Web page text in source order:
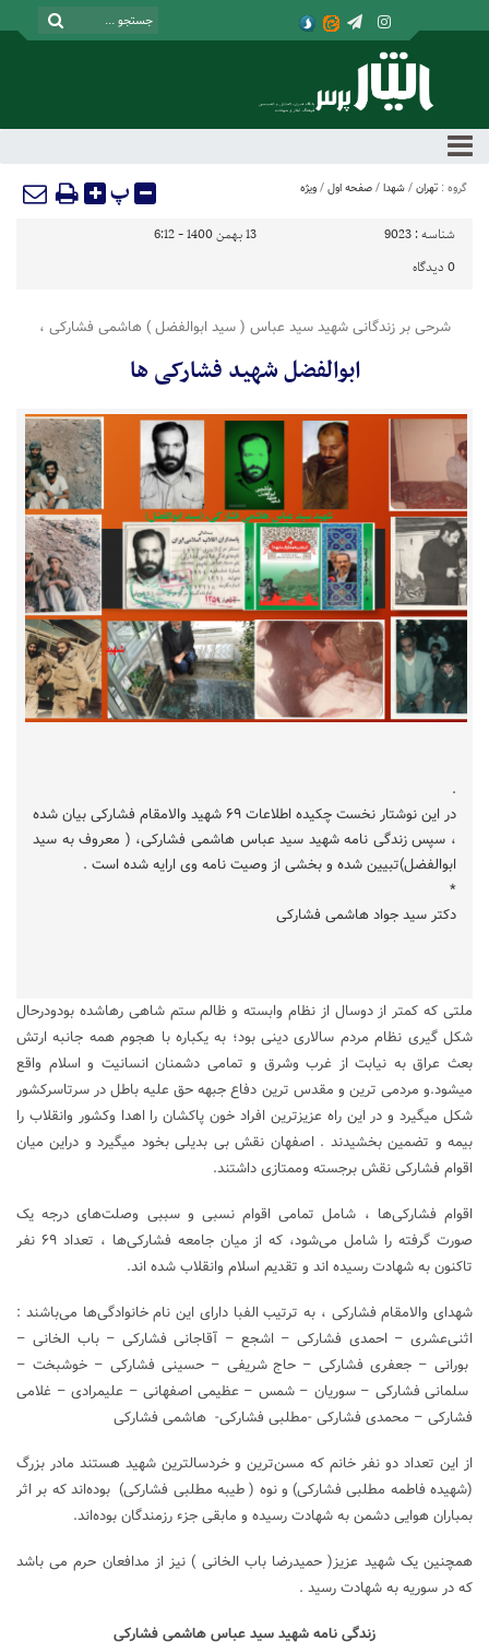
گروه : تهران / شهدا / صفحه اول / ویژه پ
شناسه : 9023
13 بهمن 1400 - 6:12
0 دیدگاه
شرحی بر زندگانی شهید سید عباس ( سید ابوالفضل ) هاشمی فشارکی ،
ابوالفضل شهید فشارکی ها
.
در این نوشتار نخست چکیده اطلاعات ۶۹ شهید والامقام فشارکی بیان شده
، سپس زندگی نامه شهید سید عباس هاشمی فشارکی، ( معروف به سید
ابوالفضل)تبیین شده و بخشی از وصیت نامه وی ارایه شده است .
*
دکتر سید جواد هاشمی فشارکی
ملتی که کمتر از دوسال از نظام وابسته و ظالم ستم شاهی رهاشده بودودرحال
شکل گیری نظام مردم سالاری دینی بود؛ به یکباره با هجوم همه جانبه ارتش
بعث عراق به نیابت از غرب وشرق و تمامی دشمنان انسانیت و اسلام واقع
میشود.و مردمی ترین و مقدس ترین دفاع جبهه حق علیه باطل در سرتاسرکشور
شکل میگیرد و در این راه عزیزترین افراد خون پاکشان را اهدا وکشور وانقلاب را
بیمه و تضمین بخشیدند . اصفهان نقش بی بدیلی بخود میگیرد و دراین میان
اقوام فشارکی نقش برجسته وممتازی داشتند.
اقوام فشارکی‌ها ، شامل تمامی اقوام نسبی و سببی وصلت‌های درجه یک
صورت گرفته را شامل می‌شود، که از میان جامعه فشارکی‌ها ، تعداد ۶۹ نفر
تاکنون به شهادت رسیده اند و تقدیم اسلام وانقلاب شده اند.
شهدای والامقام فشارکی ، به ترتیب الفبا دارای این نام خانوادگی‌ها می‌باشند :
اثنی‌عشری – احمدی فشارکی – اشجع – آقاجانی فشارکی – باب الخانی –
بورانی – جعفری فشارکی – حاج شریفی – حسینی فشارکی – خوشبخت –
سلمانی فشارکی – سوریان – شمس – عظیمی اصفهانی – علیمرادی – غلامی
فشارکی – محمدی فشارکی -مطلبی فشارکی- هاشمی فشارکی
از این تعداد دو نفر خانم که مسن‌ترین و خردسالترین شهید هستند مادر بزرگ
(شهیده فاطمه مطلبی فشارکی) و نوه ( طیبه مطلبی فشارکی) بوده‌اند که بر اثر
بمباران هوایی دشمن به‌ شهادت رسیده و مابقی جزء رزمندگان بوده‌اند.
همچنین یک شهید عزیز( حمیدرضا باب الخانی ) نیز از مدافعان حرم می باشد
که در سوریه به شهادت رسید .
زندگی نامهشهید سید عباس هاشمی فشارکی